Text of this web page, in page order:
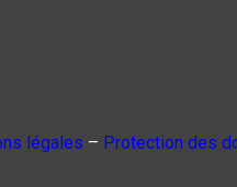
légales – Protection des